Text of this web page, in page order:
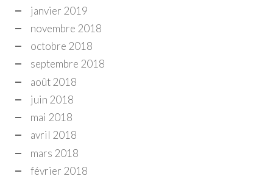
janvier 2019
novembre 2018
octobre 2018
septembre 2018
août 2018
juin 2018
mai 2018
avril 2018
mars 2018
février 2018